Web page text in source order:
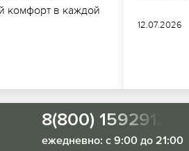
комфорт в каждой
12.07.2026
8(800) 1592913
ежедневно: с 9:00 до 21:00